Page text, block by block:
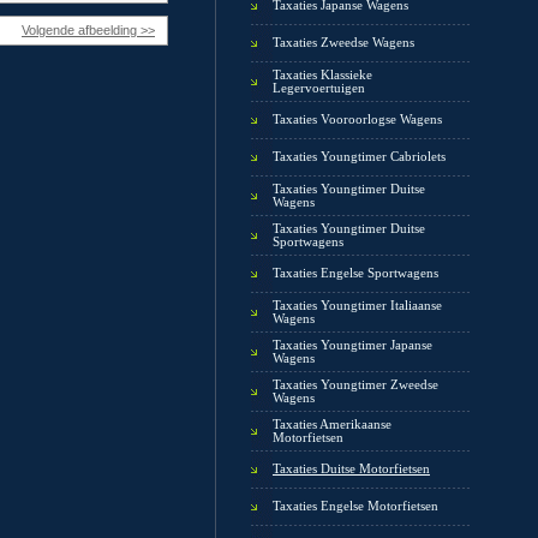
Volgende afbeelding >>
Taxaties Japanse Wagens
Taxaties Zweedse Wagens
Taxaties Klassieke
Legervoertuigen
Taxaties Vooroorlogse Wagens
Taxaties Youngtimer Cabriolets
Taxaties Youngtimer Duitse
Wagens
Taxaties Youngtimer Duitse
Sportwagens
Taxaties Engelse Sportwagens
Taxaties Youngtimer Italiaanse
Wagens
Taxaties Youngtimer Japanse
Wagens
Taxaties Youngtimer Zweedse
Wagens
Taxaties Amerikaanse
Motorfietsen
Taxaties Duitse Motorfietsen
Taxaties Engelse Motorfietsen